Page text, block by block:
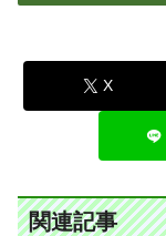
X
関連記事